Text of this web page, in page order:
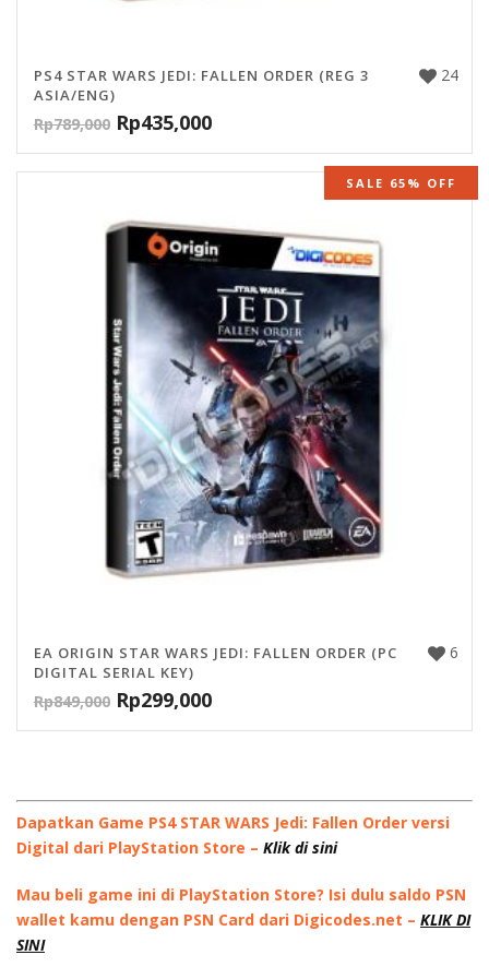
24
PS4 STAR WARS JEDI: FALLEN ORDER (REG 3
ASIA/ENG)
Rp789,000 Rp435,000
SALE 65% OFF
6
EA ORIGIN STAR WARS JEDI: FALLEN ORDER (PC
DIGITAL SERIAL KEY)
Rp849,000 Rp299,000
Dapatkan Game PS4 STAR WARS Jedi: Fallen Order versi
Digital dari PlayStation Store – Klik di sini
Mau beli game ini di PlayStation Store? Isi dulu saldo PSN
wallet kamu dengan PSN Card dari Digicodes.net – KLIK DI
SINI